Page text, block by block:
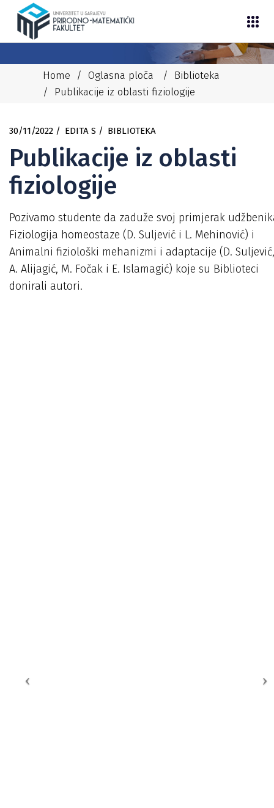
Home / Oglasna ploča / Biblioteka
/ Publikacije iz oblasti fiziologije
30/11/2022 EDITA S BIBLIOTEKA
Publikacije iz oblasti
fiziologije
Pozivamo studente da zaduže svoj primjerak
Fiziologija homeostaze (D. Suljević i L. Mehinović) i
Animalni fiziološki mehanizmi i adaptacije (D. Suljević,
A. Alijagić, M. Fočak i E. Islamagić) koje su Biblioteci
donirali autori.